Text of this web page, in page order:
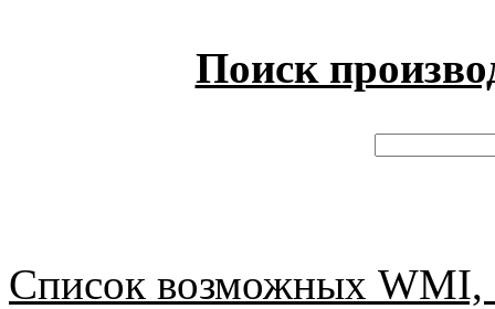
Поиск
Список возможных